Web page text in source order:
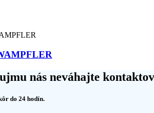
nás neváhajte
do 24 hodín.